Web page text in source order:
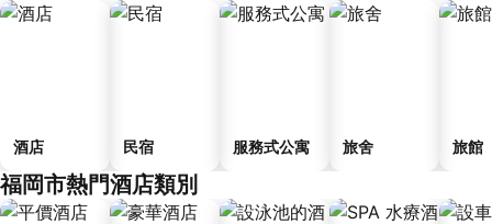
酒店 民宿 服務式公寓 旅舍 旅館
福岡市熱門酒店類別